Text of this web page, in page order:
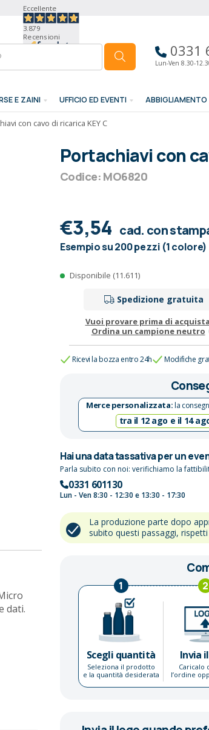
Eccellente
3.879
Recensioni
0331
Lun-Ven 8.30-
E ZAINI UFFICIO ED EVENTI ABBIGLIAMENTO
con cavo di ricarica KEY C
dati.
Portachiavi con
Codice: MO6820
€3,54 cad. con
Esempio su 200 pezzi (1 colore)
Disponibile (11.611)
Spedizione gratuita
Vuoi provare prima di
Ordina un campione neutro
Ricevi la bozza entro 24h Modifiche
Merce personalizzata:la
tra il 12 ago e il 14
Hai una data tassativa per un
Parla subito con noi: verifichiamo la
0331 601130
Lun - Ven 8:30 - 12:30 e 13:30 - 17:30
La produzione parte dopo
subito questi passaggi,
1
Scegli quantità
Seleziona il prodotto
e la quantità desiderata
2
Invia
Caricalo
l’ordine